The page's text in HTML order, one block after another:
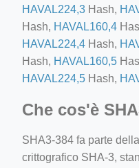
HAVAL224,3 Hash,
Hash, HAVAL160,4
HAVAL224,4 Hash,
Hash, HAVAL160,5
HAVAL224,5 Hash,
Che cos'è
SHA3-384 fa parte
crittografico SHA-3,